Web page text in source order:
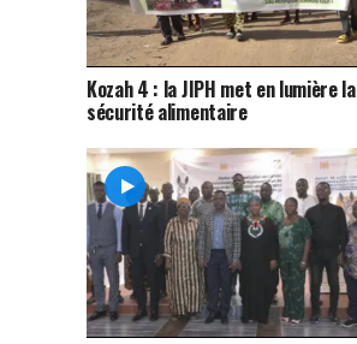
Kozah 4 : la JIPH met en lumière la
sécurité alimentaire